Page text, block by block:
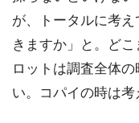
が、トータルに考
きますか」と。ど
ロットは調査全体
い。コパイの時は考